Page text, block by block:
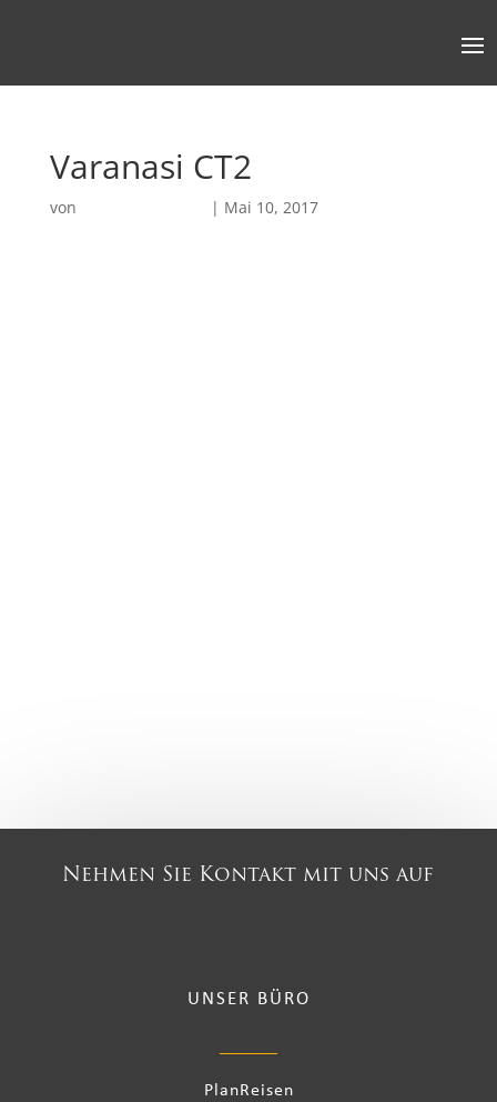
Varanasi CT2
von | Mai 10, 2017
Nehmen Sie Kontakt mit uns auf
UNSER BÜRO
PlanReisen